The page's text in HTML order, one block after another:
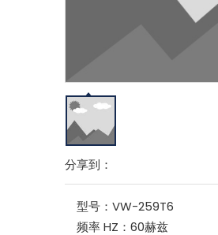
分享到：
型号： VW-259T6
频率 HZ： 60赫兹